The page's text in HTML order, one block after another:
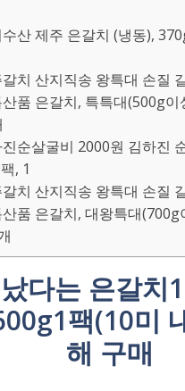
수산 제주 은갈치 (냉동),
치 산지직송 왕특대 손질
품 은갈치, 특특대(500g이
순살굴비 2000원 김하진
, 1
갈치 산지직송 왕특대 손질
품 은갈치, 대왕특대(700g
다는 은갈치
팩(10미
해 구매